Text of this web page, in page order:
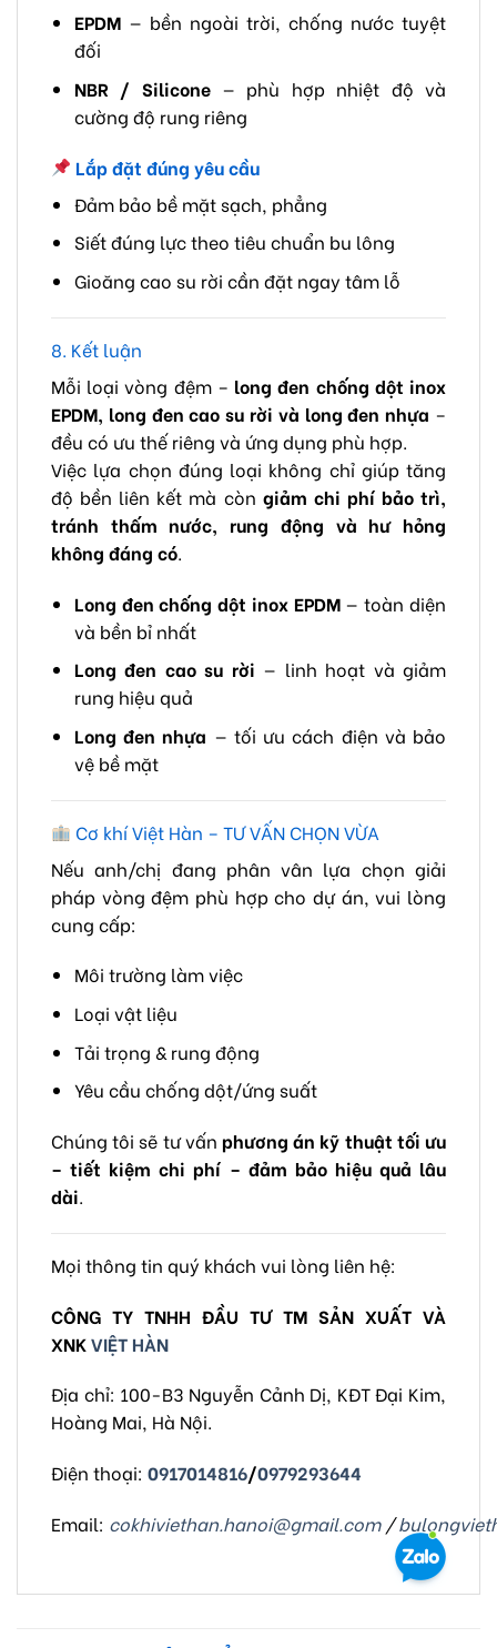
EPDM— bền ngoài trời, chống nước tuyệt
đối
NBR / Silicone— phù hợp nhiệt độ và
cường độ rung riêng
Lắp đặt đúng yêu cầu
Đảm bảo bề mặt sạch, phẳng
Siết đúng lực theo tiêu chuẩn bu lông
Gioăng cao su rời cần đặt ngay tâm lỗ
8. Kết luận
Mỗi loại vòng đệm – long đen chống dột inox
EPDM, long đen cao su rời và long đen nhựa –
đều có ưu thế riêng và ứng dụng phù hợp.
Việc lựa chọn đúng loại không chỉ giúp tăng
độ bền liên kết mà còn giảm chi phí bảo trì,
tránh thấm nước, rung động và hư hỏng
không đáng có.
Long đen chống dột inox EPDM— toàn diện
và bền bỉ nhất
Long đen cao su rời — linh hoạt và giảm
rung hiệu quả
Long đen nhựa — tối ưu cách điện và bảo
vệ bề mặt
Cơ khí Việt Hàn – TƯ VẤN CHỌN VỪA
Nếu anh/chị đang phân vân lựa chọn giải
pháp vòng đệm phù hợp cho dự án, vui lòng
cung cấp:
Môi trường làm việc
Loại vật liệu
Tải trọng & rung động
Yêu cầu chống dột/ứng suất
Chúng tôi sẽ tư vấn phương án kỹ thuật tối ưu
– tiết kiệm chi phí – đảm bảo hiệu quả lâu
dài.
Mọi thông tin quý khách vui lòng liên hệ:
CÔNG TY TNHH ĐẦU TƯ TM SẢN XUẤT VÀ
XNKVIỆT HÀN
Địa chỉ: 100-B3 Nguyễn Cảnh Dị, KĐT Đại Kim,
Hoàng Mai, Hà Nội.
Điện thoại: 0917014816/0979293644
Email: cokhiviethan.hanoi@gmail.com/